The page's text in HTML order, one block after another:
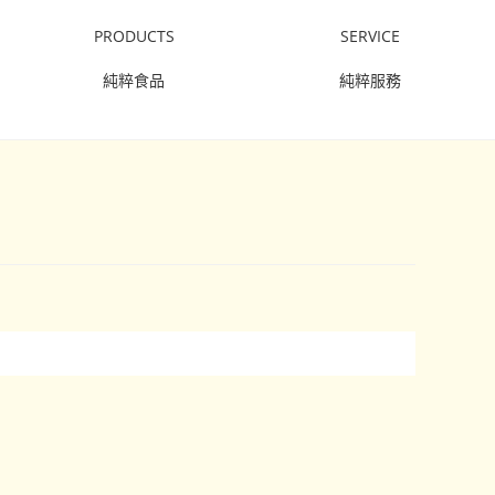
PRODUCTS
純粹食品
SERVICE
純粹服務